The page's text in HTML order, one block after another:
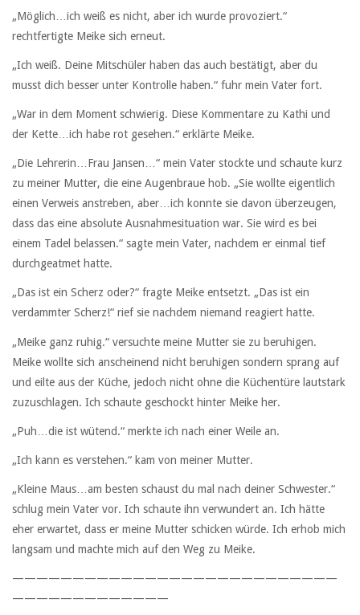
„Möglich…ich weiß es nicht, aber ich wurde provoziert.“
rechtfertigte Meike sich erneut.
„Ich weiß. Deine Mitschüler haben das auch bestätigt, aber du
musst dich besser unter Kontrolle haben.“ fuhr mein Vater fort.
„War in dem Moment schwierig. Diese Kommentare zu Kathi und
der Kette…ich habe rot gesehen.“ erklärte Meike.
„Die Lehrerin…Frau Jansen…“ mein Vater stockte und schaute kurz
zu meiner Mutter, die eine Augenbraue hob. „Sie wollte eigentlich
einen Verweis anstreben, aber…ich konnte sie davon überzeugen,
dass das eine absolute Ausnahmesituation war. Sie wird es bei
einem Tadel belassen.“ sagte mein Vater, nachdem er einmal tief
durchgeatmet hatte.
„Das ist ein Scherz oder?“ fragte Meike entsetzt. „Das ist ein
verdammter Scherz!“ rief sie nachdem niemand reagiert hatte.
„Meike ganz ruhig.“ versuchte meine Mutter sie zu beruhigen.
Meike wollte sich anscheinend nicht beruhigen sondern sprang auf
und eilte aus der Küche, jedoch nicht ohne die Küchentüre lautstark
zuzuschlagen. Ich schaute geschockt hinter Meike her.
„Puh…die ist wütend.“ merkte ich nach einer Weile an.
„Ich kann es verstehen.“ kam von meiner Mutter.
„Kleine Maus…am besten schaust du mal nach deiner Schwester.“
schlug mein Vater vor. Ich schaute ihn verwundert an. Ich hätte
eher erwartet, dass er meine Mutter schicken würde. Ich erhob mich
langsam und machte mich auf den Weg zu Meike.
———————————————————————————
—————————————